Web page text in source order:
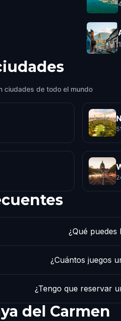
1
ciudades de todo el mundo
¿Qué
¿Cuántos juegos
¿Tengo que reservar
del Carmen